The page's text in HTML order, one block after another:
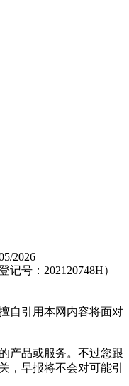
2026
号：202120748H）
自引用本网内容将面对
产品或服务。不过您跟
，早报将不会对可能引